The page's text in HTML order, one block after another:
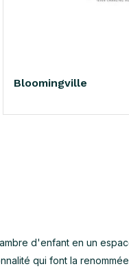
Bloomingville
d'enfant en un
qui font la